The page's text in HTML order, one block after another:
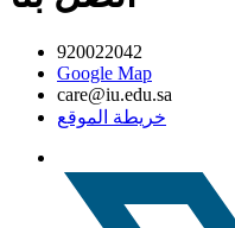
920022042
Google Map
care@iu.edu.sa
خريطة الموقع